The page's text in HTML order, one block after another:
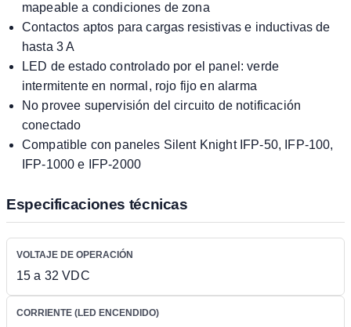
mapeable a condiciones de zona
Contactos aptos para cargas resistivas e inductivas de
hasta 3 A
LED de estado controlado por el panel: verde
intermitente en normal, rojo fijo en alarma
No provee supervisión del circuito de notificación
conectado
Compatible con paneles Silent Knight IFP-50, IFP-100,
IFP-1000 e IFP-2000
Especificaciones técnicas
VOLTAJE DE OPERACIÓN
15 a 32 VDC
CORRIENTE (LED ENCENDIDO)